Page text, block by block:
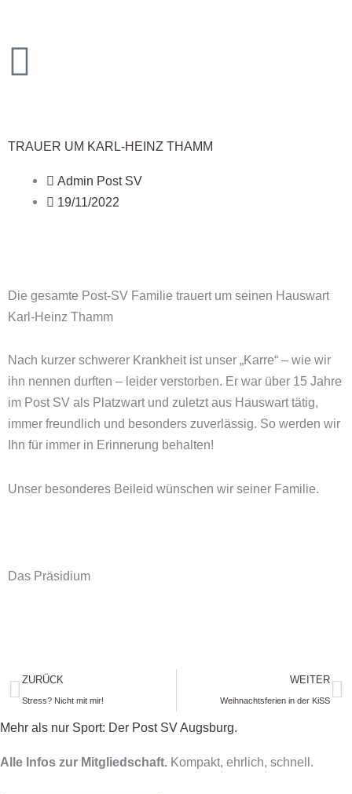
springen
TRAUER UM KARL-HEINZ THAMM
Admin Post SV
19/11/2022
Die gesamte Post-SV Familie trauert um seinen Hauswart
Karl-Heinz Thamm
Nach kurzer schwerer Krankheit ist unser „Karre“ – wie wir
ihn nennen durften – leider verstorben. Er war über 15 Jahre
im Post SV als Platzwart und zuletzt aus Hauswart tätig,
immer freundlich und besonders zuverlässig. So werden wir
Ihn für immer in Erinnerung behalten!
Unser besonderes Beileid wünschen wir seiner Familie.
Das Präsidium
Zurück
ZURÜCK
Stress? Nicht mit mir!
WEITER
Weihnachtsferien in der KiSS
Mehr als nur Sport: Der Post SV Augsburg.
Alle Infos zur Mitgliedschaft. Kompakt, ehrlich, schnell.